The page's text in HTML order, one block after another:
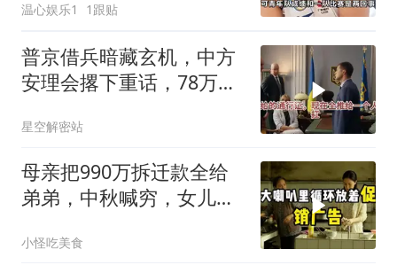
温心娱乐1 1跟贴
普京借兵暗藏玄机，中方
安理会撂下重话，78万件
星空解密站
母亲把990万拆迁款全给
弟弟，中秋喊穷，女儿笑
小怪吃美食